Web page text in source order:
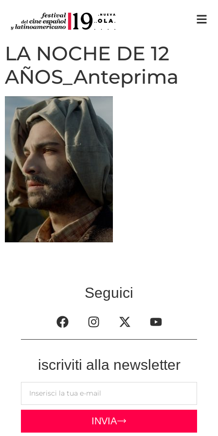
LA NOCHE DE 12
AÑOS_Anteprima
Seguici
iscriviti alla newsletter
INVIA